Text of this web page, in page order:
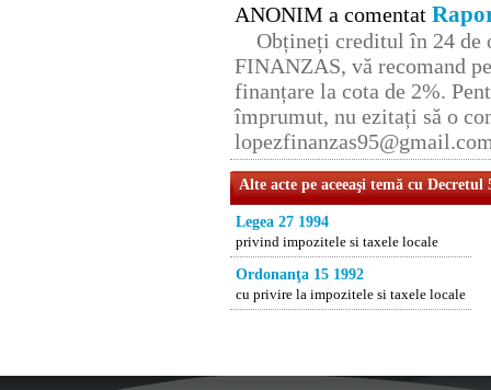
ANONIM a comentat
Obțineți creditul în 24 de
FINANZAS, vă recomand
finanțare la cota de 2%.
împrumut, nu ezitați să o
Alte acte pe aceeaşi temă cu Decretul
Legea 27 1994
privind impozitele si taxele locale
Ordonanţa 15 1992
cu privire la impozitele si taxele locale